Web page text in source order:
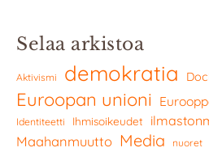
Selaa arkistoa
Aktivismi demokratia
Euroopan unioni
Identiteetti Ihmisoikeudet
Maahanmuutto Media nuoret